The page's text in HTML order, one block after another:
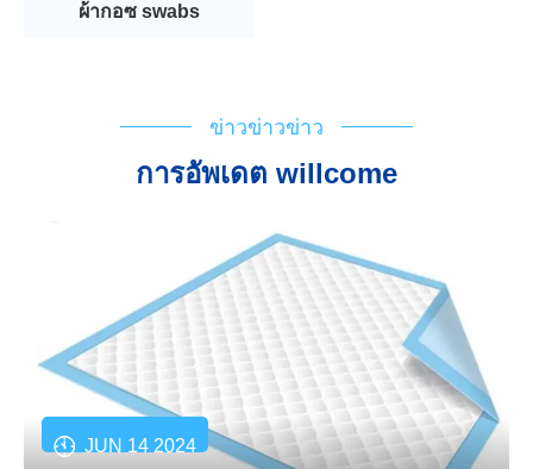
ผ้ากอซ swabs
ข่าวข่าวข่าว
การอัพเดต willcome
JUN 14 2024